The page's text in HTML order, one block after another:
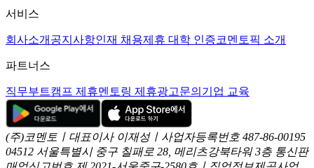
서비스
회사소개 공지사항인재 채용제휴 대학 인증코멘토픽 소개
파트너스
직무부트캠프 제휴멘토링 제휴광고문의 기업 교육
(주)코멘토ㅣ대표이사 이재성ㅣ사업자등록번호 487-86-00195
04512 서울특별시 중구 칠패로 28, 메리츠강북타워 3층 통신판